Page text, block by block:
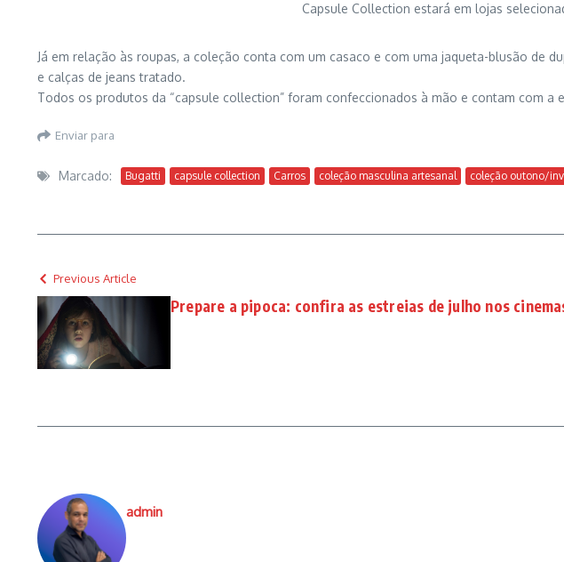
Capsule Collection estará em lojas
Já em relação às roupas, a coleção conta com um casaco e com uma jaqueta-blusão de
e calças de jeans tratado.
Todos os produtos da “capsule collection” foram confeccionados à mão e contam com a
Enviar para
Marcado: Bugatti capsule collection Carros coleção masculina artesanal coleção outono/
Previous Article
Prepare a pipoca: confira as estreias de julho nos
admin